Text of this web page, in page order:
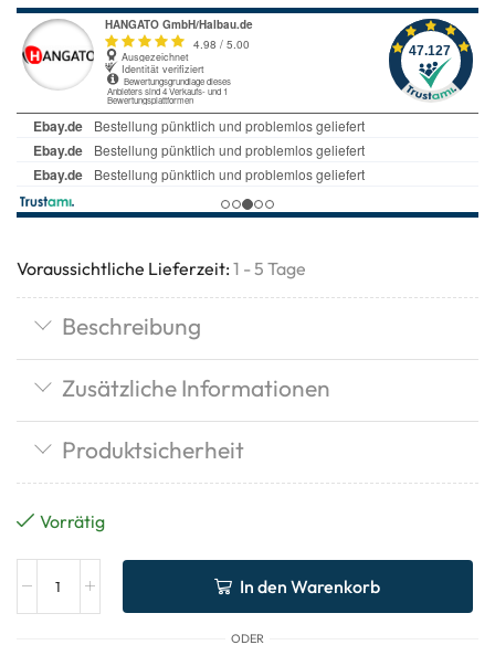
Voraussichtliche Lieferzeit: 1 - 5 Tage
Beschreibung
Zusätzliche Informationen
Produktsicherheit
Vorrätig
In den Warenkorb
ODER